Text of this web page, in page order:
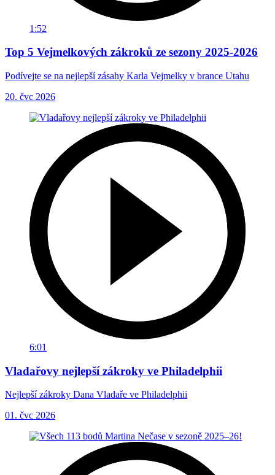
1:52
Top 5 Vejmelkových zákroků ze sezony 2025-2026
Podívejte se na nejlepší zásahy Karla Vejmelky v brance Utahu
20. čvc 2026
6:01
Vladařovy nejlepší zákroky ve Philadelphii
Nejlepší zákroky Dana Vladaře ve Philadelphii
01. čvc 2026